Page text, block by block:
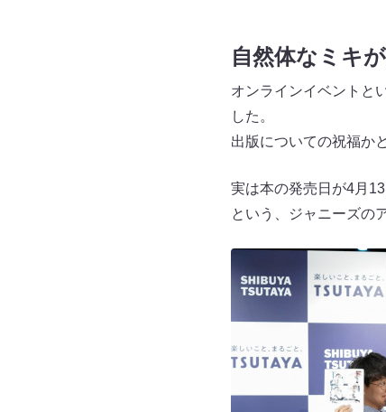
自然体なミキ
オンラインイベントと
した。
出版についての祝福か
実は本の発売日が4月
という、ジャニーズの